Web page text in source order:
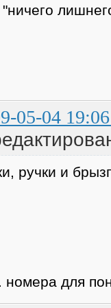
05-04
ручки и
для